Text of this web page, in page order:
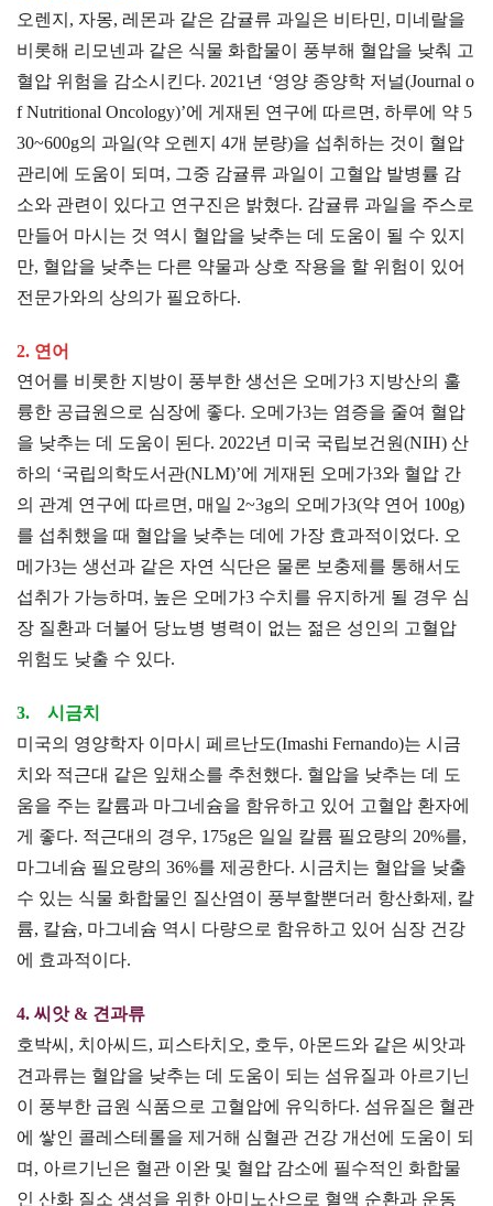
오렌지, 자몽, 레몬과 같은 감귤류 과일은 비타민, 미네랄을
비롯해 리모넨과 같은 식물 화합물이 풍부해 혈압을 낮춰 고
혈압 위험을 감소시킨다. 2021년 ‘영양 종양학 저널(Journal o
f Nutritional Oncology)’에 게재된 연구에 따르면, 하루에 약 5
30~600g의 과일(약 오렌지 4개 분량)을 섭취하는 것이 혈압
관리에 도움이 되며, 그중 감귤류 과일이 고혈압 발병률 감
소와 관련이 있다고 연구진은 밝혔다. 감귤류 과일을 주스로
만들어 마시는 것 역시 혈압을 낮추는 데 도움이 될 수 있지
만, 혈압을 낮추는 다른 약물과 상호 작용을 할 위험이 있어
전문가와의 상의가 필요하다.
2. 연어
연어를 비롯한 지방이 풍부한 생선은 오메가3 지방산의 훌
륭한 공급원으로 심장에 좋다. 오메가3는 염증을 줄여 혈압
을 낮추는 데 도움이 된다. 2022년 미국 국립보건원(NIH) 산
하의 ‘국립의학도서관(NLM)’에 게재된 오메가3와 혈압 간
의 관계 연구에 따르면, 매일 2~3g의 오메가3(약 연어 100g)
를 섭취했을 때 혈압을 낮추는 데에 가장 효과적이었다. 오
메가3는 생선과 같은 자연 식단은 물론 보충제를 통해서도
섭취가 가능하며, 높은 오메가3 수치를 유지하게 될 경우 심
장 질환과 더불어 당뇨병 병력이 없는 젊은 성인의 고혈압
위험도 낮출 수 있다.
3. 시금치
미국의 영양학자 이마시 페르난도(Imashi Fernando)는 시금
치와 적근대 같은 잎채소를 추천했다. 혈압을 낮추는 데 도
움을 주는 칼륨과 마그네슘을 함유하고 있어 고혈압 환자에
게 좋다. 적근대의 경우, 175g은 일일 칼륨 필요량의 20%를,
마그네슘 필요량의 36%를 제공한다. 시금치는 혈압을 낮출
수 있는 식물 화합물인 질산염이 풍부할뿐더러 항산화제, 칼
륨, 칼슘, 마그네슘 역시 다량으로 함유하고 있어 심장 건강
에 효과적이다.
4. 씨앗 & 견과류
호박씨, 치아씨드, 피스타치오, 호두, 아몬드와 같은 씨앗과
견과류는 혈압을 낮추는 데 도움이 되는 섬유질과 아르기닌
이 풍부한 급원 식품으로 고혈압에 유익하다. 섬유질은 혈관
에 쌓인 콜레스테롤을 제거해 심혈관 건강 개선에 도움이 되
며, 아르기닌은 혈관 이완 및 혈압 감소에 필수적인 화합물
인 산화 질소 생성을 위한 아미노산으로 혈액 순환과 운동